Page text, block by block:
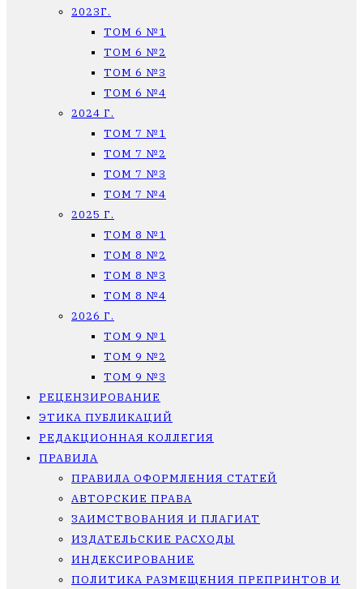
2023Г.
ТОМ 6 №1
ТОМ 6 №2
ТОМ 6 №3
ТОМ 6 №4
2024 Г.
ТОМ 7 №1
ТОМ 7 №2
ТОМ 7 №3
ТОМ 7 №4
2025 Г.
ТОМ 8 №1
ТОМ 8 №2
ТОМ 8 №3
ТОМ 8 №4
2026 Г.
ТОМ 9 №1
ТОМ 9 №2
ТОМ 9 №3
РЕЦЕНЗИРОВАНИЕ
ЭТИКА ПУБЛИКАЦИЙ
РЕДАКЦИОННАЯ КОЛЛЕГИЯ
ПРАВИЛА
ПРАВИЛА ОФОРМЛЕНИЯ СТАТЕЙ
АВТОРСКИЕ ПРАВА
ЗАИМСТВОВАНИЯ И ПЛАГИАТ
ИЗДАТЕЛЬСКИЕ РАСХОДЫ
ИНДЕКСИРОВАНИЕ
ПОЛИТИКА РАЗМЕЩЕНИЯ ПРЕПРИНТОВ И